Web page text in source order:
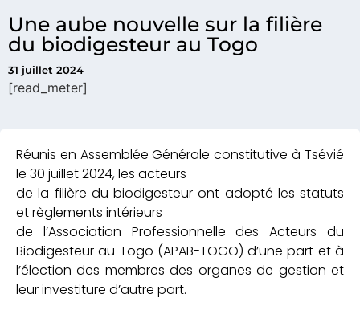
Une aube nouvelle sur la filière
du biodigesteur au Togo
31 juillet 2024
[read_meter]
Réunis en Assemblée Générale constitutive à Tsévié
le 30 juillet 2024, les acteurs
de la filière du biodigesteur ont adopté les statuts
et règlements intérieurs
de l’Association Professionnelle des Acteurs du
Biodigesteur au Togo (APAB-TOGO) d’une part et à
l’élection des membres des organes de gestion et
leur investiture d’autre part.